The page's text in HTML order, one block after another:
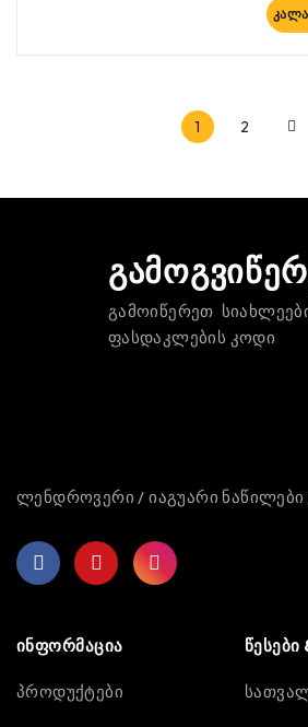
1 2
გამოიწერეთ
ფასდაკლების კოდი
ლენდროვერი / იაგუარი ნაწილები
ინფორმაცია
პროდუქტები
წესები